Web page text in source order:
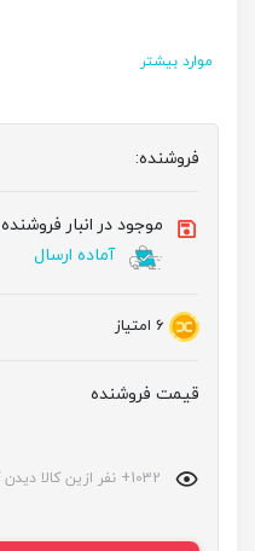
موارد بیشتر
فروشنده:
موجود در انبار فروشنده
آماده ارسال
6 امتیاز
قیمت فروشنده